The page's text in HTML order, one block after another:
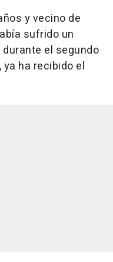
y vecino de
sufrido un
el segundo
ha recibido el